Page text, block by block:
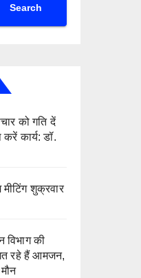
Search
को गति दें
कार्य: डॉ.
मीटिंग शुक्रवार
विभाग की
रहे हैं आमजन,